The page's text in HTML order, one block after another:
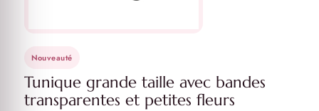
Nouveauté
Tunique grande taille avec bandes
transparentes et petites fleurs